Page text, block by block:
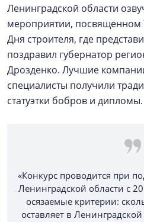
Ленинградской области
мероприятии, посвященном
Дня строителя, где
поздравил губернатор
Дрозденко. Лучшие
специалисты получили
статуэтки бобров и дипломы.
«Конкурс проводится при
Ленинградской области с
осязаемые критерии:
оставляет в